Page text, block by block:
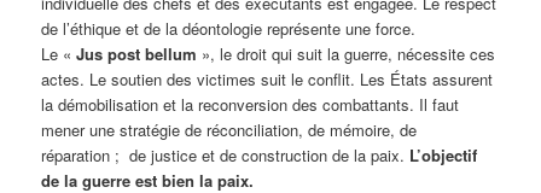
de l’éthique et de la déontologie représente une force.
Le «Jus post bellum », le droit qui suit la guerre, nécessite ces
actes. Le soutien des victimes suit le conflit. Les États assurent
la démobilisation et la reconversion des combattants. Il faut
mener une stratégie de réconciliation, de mémoire, de
réparation ; de justice et de construction de la paix. L’objectif
de la guerre est bien la paix.